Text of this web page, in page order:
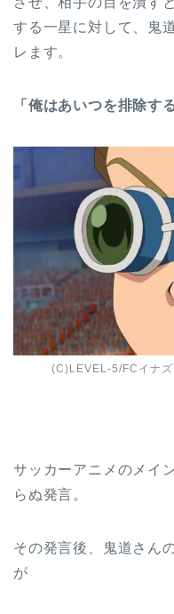
する一星に対して、鬼
レます。
「俺はあいつを排除する
(C)LEVEL-5/FCイナズ
サッカーアニメのメイ
らぬ発言。
その発言後、鬼道さん
が